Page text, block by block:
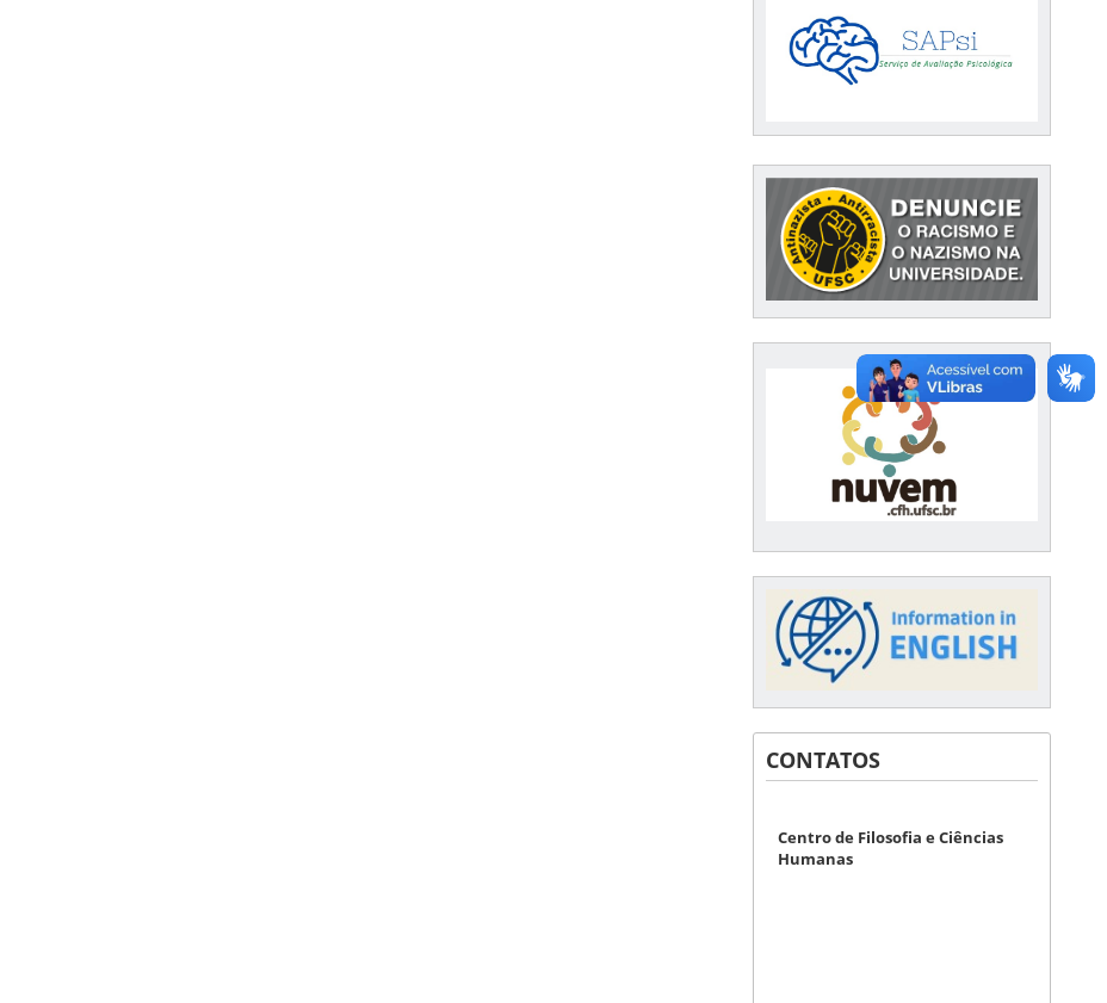
CONTATOS
Centro de Filosofia e Ciências
Humanas